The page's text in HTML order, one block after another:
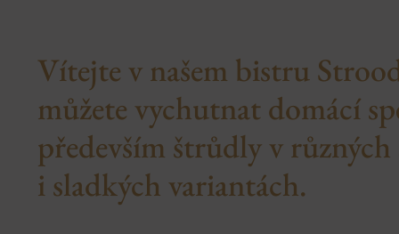
Vítejte v našem bistru
můžete vychutnat domácí
především štrůdly v různých
i sladkých variantách.